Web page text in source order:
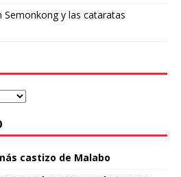
Semonkong y las cataratas
castizo de Malabo